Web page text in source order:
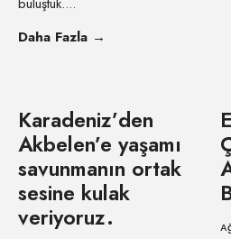
Daha Fazla →
Karadeniz’den
Akbelen’e yaşamı
savunmanın ortak
sesine kulak
veriyoruz.